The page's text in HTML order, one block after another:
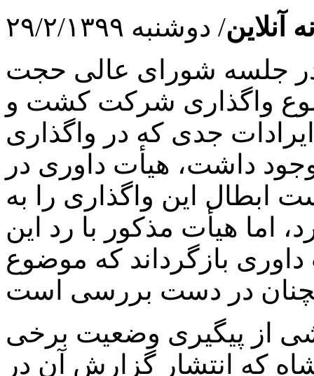
آنلاین/ دوشنبه ۲۹/۲/۱۳۹۹
حجت ‎الاسلام درویشیان امروز دوشنبه در جلسه شورای عالی
واگذاری شرکت کشت و
جدی که در واگذاری
داشت، هیأت داوری در
ابطال این واگذاری را به
اما هیأت مذکور با رد این
بازگرداند که موضوع
از پیگیری وضعیت برخی
که انتشار گزارش آن در